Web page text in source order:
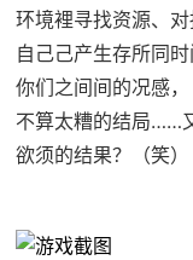
环境裡寻找资源、
自己己产生存所同
你们之间间的况感
不算太糟的结局……
欲须的结果？（笑）